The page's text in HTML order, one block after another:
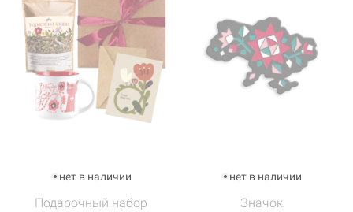
нет в наличии
Подарочный набор
нет в наличии
Значок